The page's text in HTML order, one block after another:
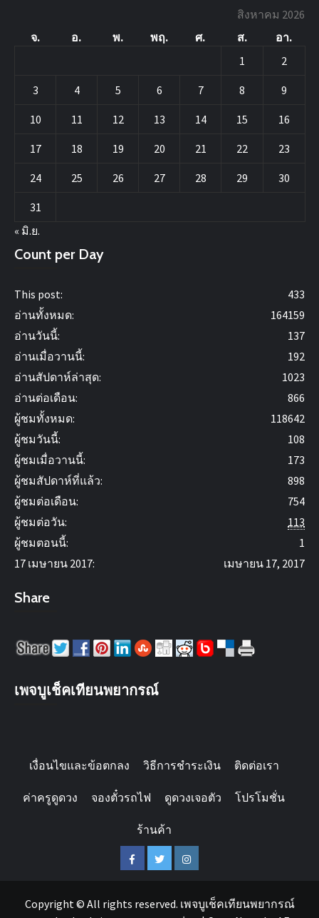
สิงหาคม 2026
จ.
อ. พ. พฤ. ศ. ส.
อา.
1
2
3 4 5 6 7 8 9
10 11 12 13 14 15 16
17 18 19 20 21 22 23
24 25 26 27 28 29 30
31
« มิ.ย.
Count per Day
433
This post:
164159
อ่านทั้งหมด:
137
อ่านวันนี้:
192
อ่านเมื่อวานนี้:
1023
อ่านสัปดาห์ล่าสุด:
866
อ่านต่อเดือน:
118642
ผู้ชมทั้งหมด:
108
ผู้ชมวันนี้:
173
ผู้ชมเมื่อวานนี้:
898
ผู้ชมสัปดาห์ที่แล้ว:
754
ผู้ชมต่อเดือน:
113
ผู้ชมต่อวัน:
1
ผู้ชมตอนนี้:
เมษายน 17, 2017
17 เมษายน 2017:
Share
เพจบูเช็คเทียนพยากรณ์
เงื่อนไขและข้อตกลง วิธีการชำระเงิน ติดต่อเรา
ค่าครูดูดวง จองตั๋วรถไฟ ดูดวงเจอตัว โปรโมชั่น
ร้านค้า
FACEBOOKTwitterinstagram
Copyright © All rights reserved. เพจบูเช็คเทียนพยากรณ์